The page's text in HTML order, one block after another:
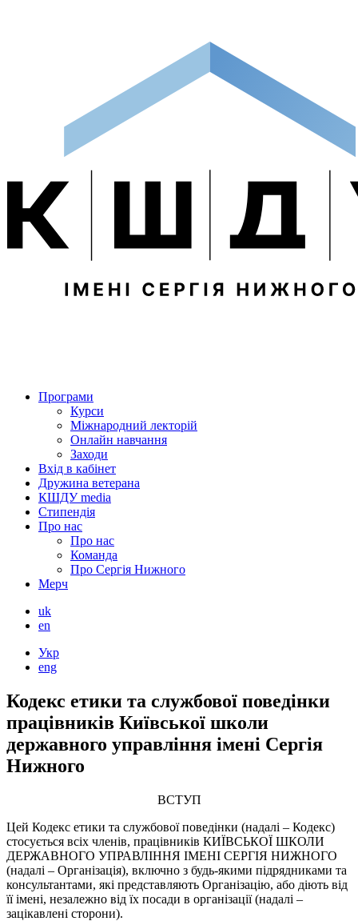
Програми
Курси
Міжнародний лекторій
Онлайн навчання
Заходи
Вхід в кабінет
Дружина ветерана
КШДУ media
Стипендія
Про нас
Про нас
Команда
Про Сергія Нижного
Мерч
uk
en
Укр
eng
Кодекс етики та службової поведінки
працівників Київської школи
державного управління імені Сергія
Нижного
ВСТУП
Цей Кодекс етики та службової поведінки (надалі – Кодекс)
стосується всіх членів, працівників КИЇВСЬКОЇ ШКОЛИ
ДЕРЖАВНОГО УПРАВЛІННЯ ІМЕНІ СЕРГІЯ НИЖНОГО
(надалі – Організація), включно з будь-якими підрядниками та
консультантами, які представляють Організацію, або діють від
її імені, незалежно від їх посади в організації (надалі –
зацікавлені сторони).